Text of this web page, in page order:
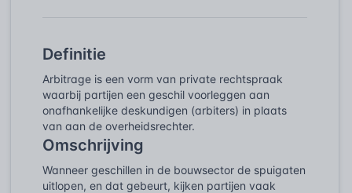
Definitie
Arbitrage is een vorm van private rechtspraak
waarbij partijen een geschil voorleggen aan
onafhankelijke deskundigen (arbiters) in plaats
van aan de overheidsrechter.
Omschrijving
Wanneer geschillen in de bouwsector de spuigaten
uitlopen, en dat gebeurt, kijken partijen vaak